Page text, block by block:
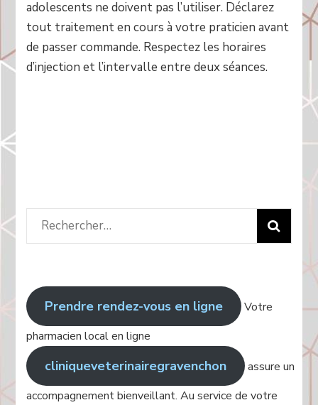
adolescents ne doivent pas l’utiliser. Déclarez
tout traitement en cours à votre praticien avant
de passer commande. Respectez les horaires
d’injection et l’intervalle entre deux séances.
Rechercher
:
Prendre rendez-vous en ligne
Votre
pharmacien local en ligne
cliniqueveterinairegravenchon
assure un
accompagnement bienveillant. Au service de votre